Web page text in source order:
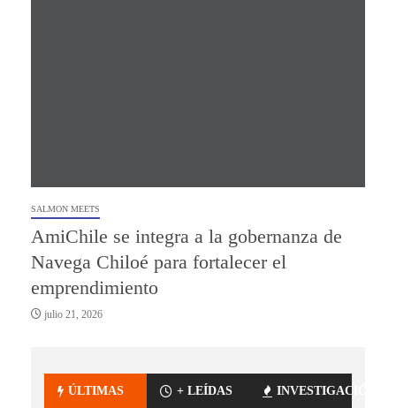
SALMON MEETS
AmiChile se integra a la gobernanza de
Navega Chiloé para fortalecer el
emprendimiento
julio 21, 2026
ÚLTIMAS + LEÍDAS INVESTIGACIÓN